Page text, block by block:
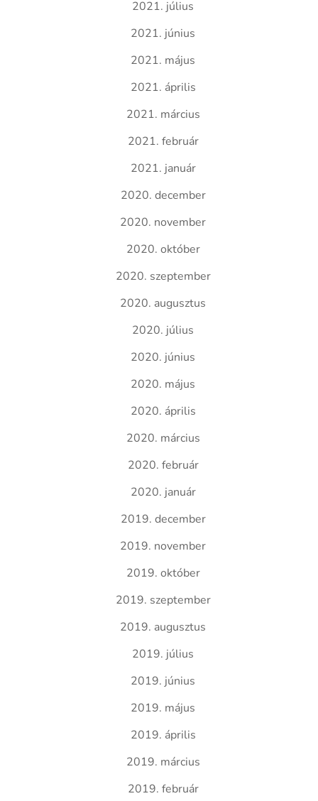
2021. július
2021. június
2021. május
2021. április
2021. március
2021. február
2021. január
2020. december
2020. november
2020. október
2020. szeptember
2020. augusztus
2020. július
2020. június
2020. május
2020. április
2020. március
2020. február
2020. január
2019. december
2019. november
2019. október
2019. szeptember
2019. augusztus
2019. július
2019. június
2019. május
2019. április
2019. március
2019. február